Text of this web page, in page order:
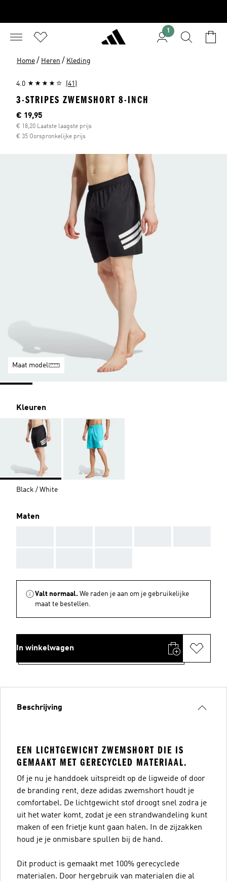
1
Home / Heren / Kleding
4.0 (41)
3-STRIPES ZWEMSHORT 8-INCH
Current price
€ 19,95
€ 18,20 Laatste laagste prijs
€ 35 Oorspronkelijke prijs
Maat model
Kleuren
Black / White
Maten
Valt normaal. We raden je aan om je gebruikelijke
maat te bestellen.
In winkelwagen
Beschrijving
EEN LICHTGEWICHT ZWEMSHORT DIE IS
GEMAAKT MET GERECYCLED MATERIAAL.
Of je nu je handdoek uitspreidt op de ligweide of door
de branding rent, deze adidas zwemshort houdt je
comfortabel. De lichtgewicht stof droogt snel zodra je
uit het water komt, zodat je een strandwandeling kunt
maken of een frietje kunt gaan halen. In de zijzakken
houd je je onmisbare spullen bij de hand.
Dit product is gemaakt met 100% gerecyclede
materialen. Door hergebruik van materialen die al